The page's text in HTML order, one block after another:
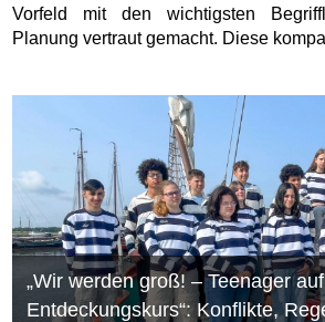
Vorfeld mit den wichtigsten
Planung vertraut gemacht. Diese
„Wir werden groß! – Teenager auf
Entdeckungskurs“: Konflikte,